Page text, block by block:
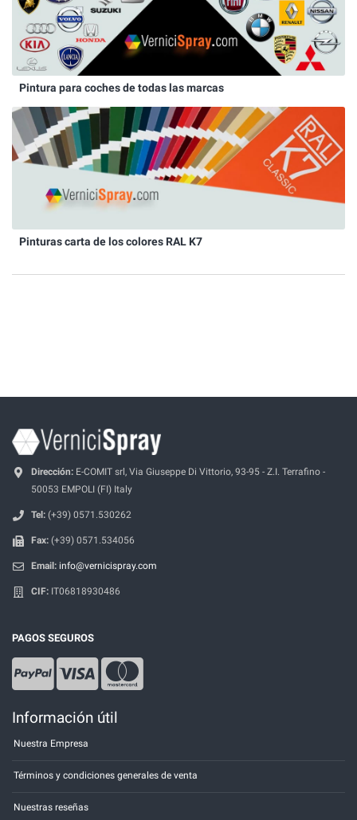
Pintura para coches de todas las marcas
Pinturas carta de los colores RAL K7
Dirección: E-COMIT srl, Via Giuseppe Di Vittorio, 93-95 - Z.I. Terrafino -
50053 EMPOLI (FI) Italy
Tel: (+39) 0571.530262
Fax: (+39) 0571.534056
Email: info@vernicispray.com
CIF: IT06818930486
PAGOS SEGUROS
Información útil
Nuestra Empresa
Términos y condiciones generales de venta
Nuestras reseñas